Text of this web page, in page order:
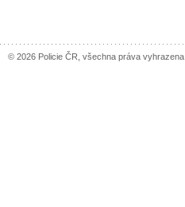
© 2026 Policie ČR, všechna práva vyhrazena